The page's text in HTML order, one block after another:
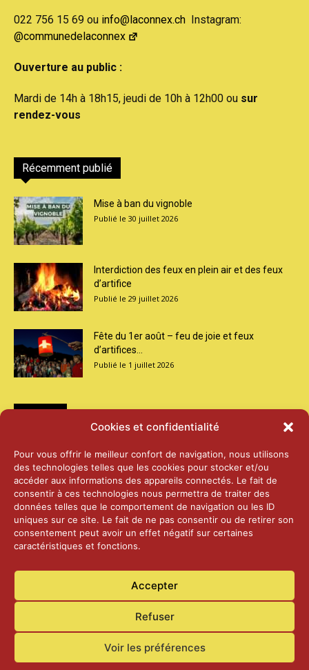
Cookies et confidentialité
Pour vous offrir le meilleur confort de navigation, nous utilisons
des technologies telles que les cookies pour stocker et/ou
accéder aux informations des appareils connectés. Le fait de
consentir à ces technologies nous permettra de traiter des
données telles que le comportement de navigation ou les ID
uniques sur ce site. Le fait de ne pas consentir ou de retirer son
consentement peut avoir un effet négatif sur certaines
caractéristiques et fonctions.
Accepter
Refuser
Voir les préférences
022 756 15 69 ou info@laconnex.ch Instagram:
@communedelaconnex
Ouverture au public :
Mardi de 14h à 18h15, jeudi de 10h à 12h00 ou sur
rendez-vous
Récemment publié
Mise à ban du vignoble
30 juillet 2026
Interdiction des feux en plein air et des feux
d’artifice
29 juillet 2026
Fête du 1er août – feu de joie et feux
d’artifices...
1 juillet 2026
2026 – Laiterie d’Orsières et Abbaye de St-
Maurice
25 juin 2026
2025 – Palais Fédéral – Berne
25 juin 2026
Aînés – Noël 2024